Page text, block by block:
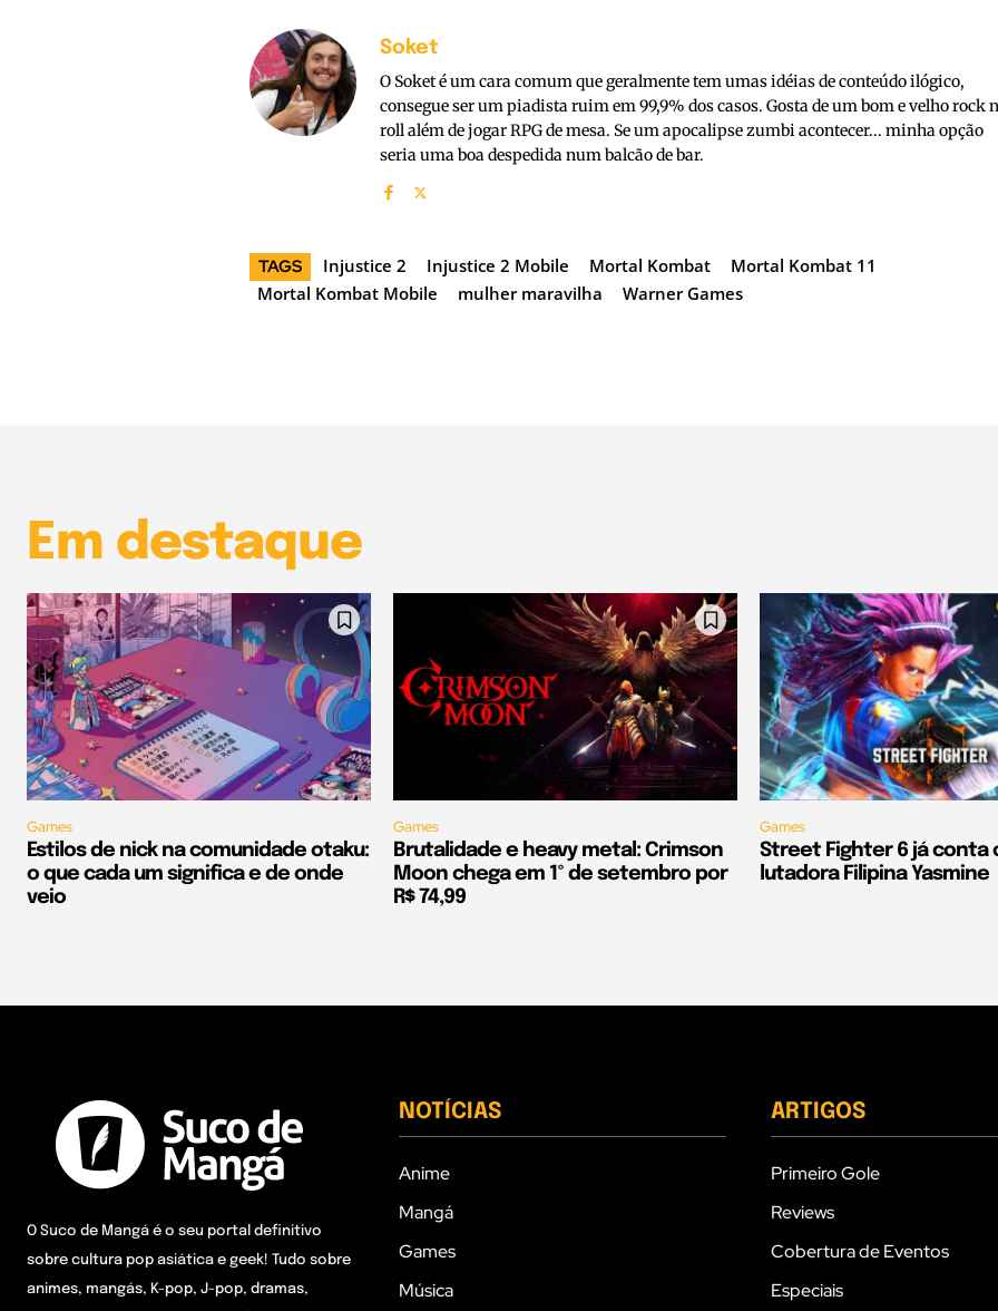
Soket
O Soket é um cara comum que geralmente tem umas idéias de conteúdo ilógico,
consegue ser um piadista ruim em 99,9% dos casos. Gosta de um bom e velho rock
roll além de jogar RPG de mesa. Se um apocalipse zumbi acontecer... minha opção
seria uma boa despedida num balcão de bar.
TAGS Injustice 2 Injustice 2 Mobile Mortal Kombat
Mortal Kombat 11
Mortal Kombat Mobile
mulher maravilha Warner Games
Em destaque
Games
Estilos de nick na comunidade otaku:
o que cada um significa e de onde
veio
Games
Brutalidade e heavy metal: Crimson
Moon chega em 1º de setembro por
R$ 74,99
Games
Street Fighter 6 já conta
lutadora Filipina Yasmine
O Suco de Mangá é o seu portal definitivo
sobre cultura pop asiática e geek! Tudo sobre
animes, mangás, K-pop, J-pop, dramas,
NOTÍCIAS
Anime
Mangá
Games
Música
ARTIGOS
Primeiro Gole
Reviews
Cobertura de Eventos
Especiais